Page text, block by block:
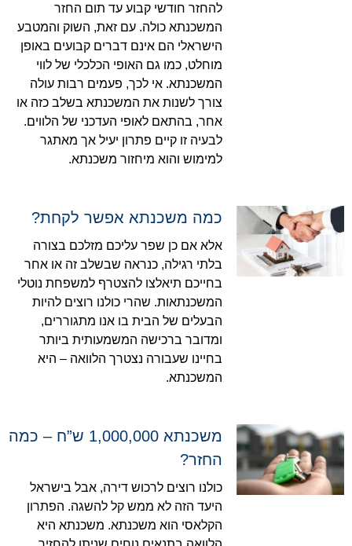
להחזר חודשי קבוע עד תום החזר
המשכנתא כולה. עם זאת, השוק והמטבע
הישראלי הם אינם דברים קבועים באופן
מוחלט, כמו גם האופי הכלכלי של לווי
המשכנתא. אי לכך, פעמים רבות עולה
צורך לשנות את המשכנתא בשלב כזה או
אחר, בהתאם לאופי העדכני של הלווים.
לבעיה זו קיים פתרון יעיל אך מאתגר
למימוש והוא מיחזור משכנתא.
כמה משכנתא אפשר לקחת?
אלא אם כן שפר עליכם מזלכם בצורה
בלתי רגילה, כנראה שבשלב זה או אחר
בחייכם תיאלצו להצטרף למשפחת נוטלי
המשכנתאות. שהרי כולנו רוצים להיות
הבעלים של הבית בו אנו מתגוררים,
ומדובר ברכישה המשמעותית ביותר
בחיינו שעבורה נצטרך הלוואה – היא
המשכנתא.
משכנתא 1,000,000 ש”ח – כמה
החזר?
כולנו רוצים לרכוש דירה, אבל בישראל
היעד הזה לא ממש קל להשגה. הפתרון
הקלאסי הוא משכנתא. משכנתא היא